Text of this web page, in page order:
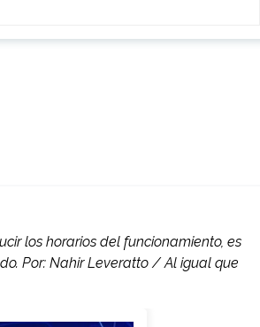
los horarios del funcionamiento, es
Por: Nahir Leveratto / Al igual que